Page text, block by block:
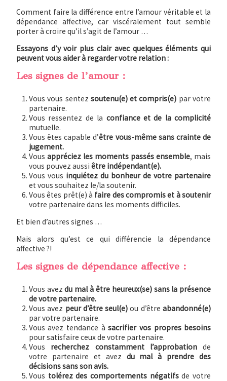
Comment faire la différence entre l’amour véritable et la
dépendance affective, car viscéralement tout semble
porter à croire qu’il s’agit de l’amour …
Essayons d’y voir plus clair avec quelques éléments qui
peuvent vous aider à regarder votre relation :
Les signes de l’amour :
Vous vous sentez soutenu(e) et compris(e) par votre
partenaire.
Vous ressentez de la confiance et de la complicité
mutuelle.
Vous êtes capable d’être vous-même sans crainte de
jugement.
Vous appréciez les moments passés ensemble, mais
vous pouvez aussi être indépendant(e).
Vous vous inquiétez du bonheur de votre partenaire
et vous souhaitez le/la soutenir.
Vous êtes prêt(e) à faire des compromis et à soutenir
votre partenaire dans les moments difficiles.
Et bien d’autres signes …
Mais alors qu’est ce qui différencie la dépendance
affective ?!
Les signes de dépendance affective :
Vous avezdu mal à être heureux(se) sans la présence
de votre partenaire.
Vous avez peur d’être seul(e) ou d’êtreabandonné(e)
par votre partenaire.
Vous avez tendance àsacrifier vos propres besoins
pour satisfaire ceux de votre partenaire.
Vous recherchez constamment l’approbationde
votre partenaire et avez du mal à prendre des
décisions sans son avis.
Vous tolérez des comportements négatifsde votre